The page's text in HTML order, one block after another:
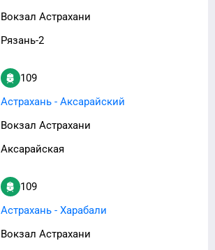
Вокзал Астрахани
Рязань-2
109
Астрахань - Аксарайский
Вокзал Астрахани
Аксарайская
109
Астрахань - Харабали
Вокзал Астрахани